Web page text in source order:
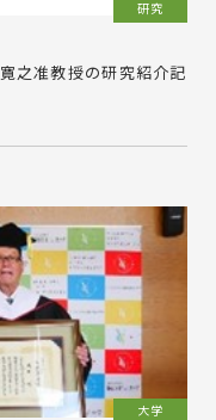
研究
之准教授の研究紹介記
大学